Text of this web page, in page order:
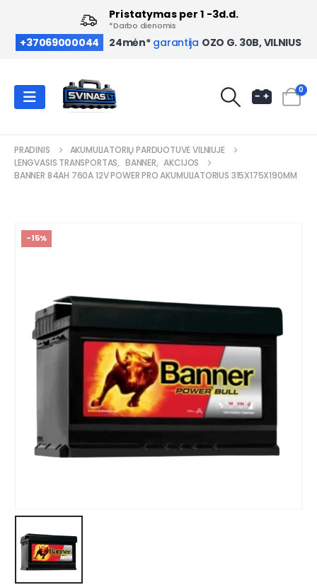
+37069000044 24mėn* garantija OZO G. 30B, VILNIUS
Pristatymas per 1 -3d.d.
*Darbo dienomis
0
PRADINIS
AKUMULIATORIŲ PARDUOTUVĖ VILNIUJE
LENGVASIS TRANSPORTAS, BANNER, AKCIJOS
BANNER 84AH 760A 12V POWER PRO AKUMULIATORIUS 315X175X190MM
-15%